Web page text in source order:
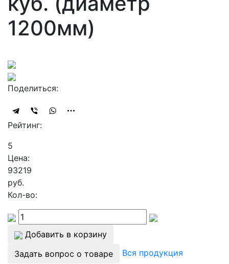
1200мм)
Поделиться:
Рейтинг:
5
Цена:
93219
руб.
Кол-во:
Добавить в корзину
Задать вопрос о товаре
Вся продукция